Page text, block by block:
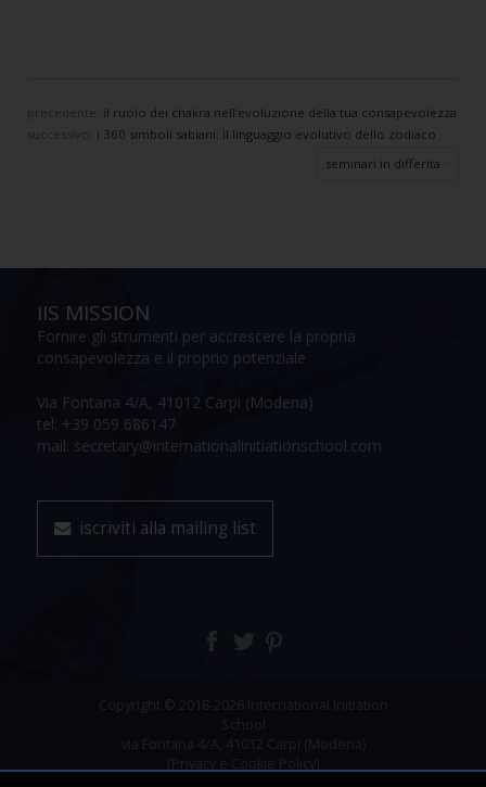
precedente: il ruolo dei chakra nell’evoluzione della tua consapevolezza
i 360 simboli sabiani: il linguaggio evolutivo dello zodiaco
seminari in differita
IIS MISSION
Fornire gli strumenti per accrescere la propria
consapevolezza e il proprio potenziale
Via Fontana 4/A, 41012 Carpi (Modena)
tel: +39 059 686147
mail: secretary@internationalinitiationschool.com
iscriviti alla mailing list
Copyright © 2018-2026 International Initiation
School
via Fontana 4/A, 41012 Carpi (Modena)
[Privacy e Cookie Policy]